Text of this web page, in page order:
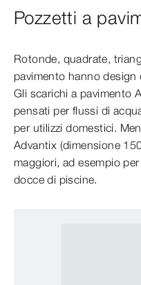
Pozzetti a
Rotonde, quadrate,
pavimento hanno
Gli scarichi a pavimento
pensati per flussi di
per utilizzi domestici.
Advantix (dimensione
maggiori, ad esempio
docce di piscine.